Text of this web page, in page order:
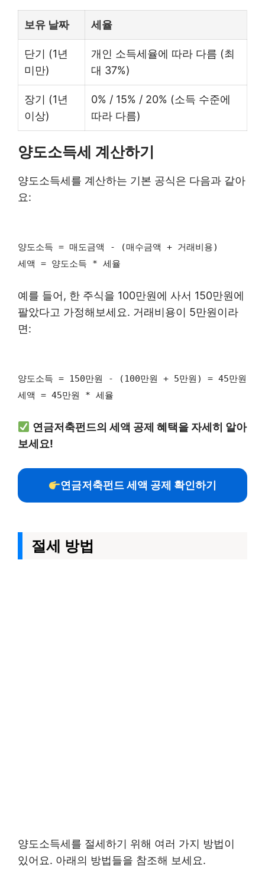
보유 날짜 세율
단기 (1년
미만)
개인 소득세율에 따라 다름 (최
대 37%)
장기 (1년
이상)
0% / 15% / 20% (소득 수준에
따라 다름)
양도소득세 계산하기
양도소득세를 계산하는 기본 공식은 다음과 같아
요:
양도소득 = 매도금액 - (매수금액 + 거래비용)
세액 = 양도소득 * 세율
예를 들어, 한 주식을 100만원에 사서 150만원에
팔았다고 가정해보세요. 거래비용이 5만원이라
면:
양도소득 = 150만원 - (100만원 + 5만원) = 45만원
세액 = 45만원 * 세율
연금저축펀드의 세액 공제 혜택을 자세히 알아
보세요!
연금저축펀드 세액 공제 확인하기
절세 방법
양도소득세를 절세하기 위해 여러 가지 방법이
있어요. 아래의 방법들을 참조해 보세요.